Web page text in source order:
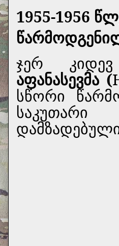
1955-1956
ჯერ
აფანასევმა (
სწორი
საკუთარი